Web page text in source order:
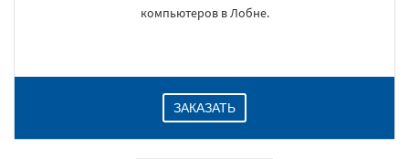
компьютеров в Лобне.
ЗАКАЗАТЬ